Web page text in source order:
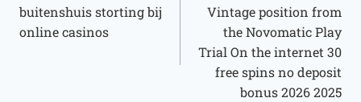
buitenshuis storting bij
online casinos
Vintage position from
the Novomatic Play
Trial On the internet 30
free spins no deposit
bonus 2026 2025